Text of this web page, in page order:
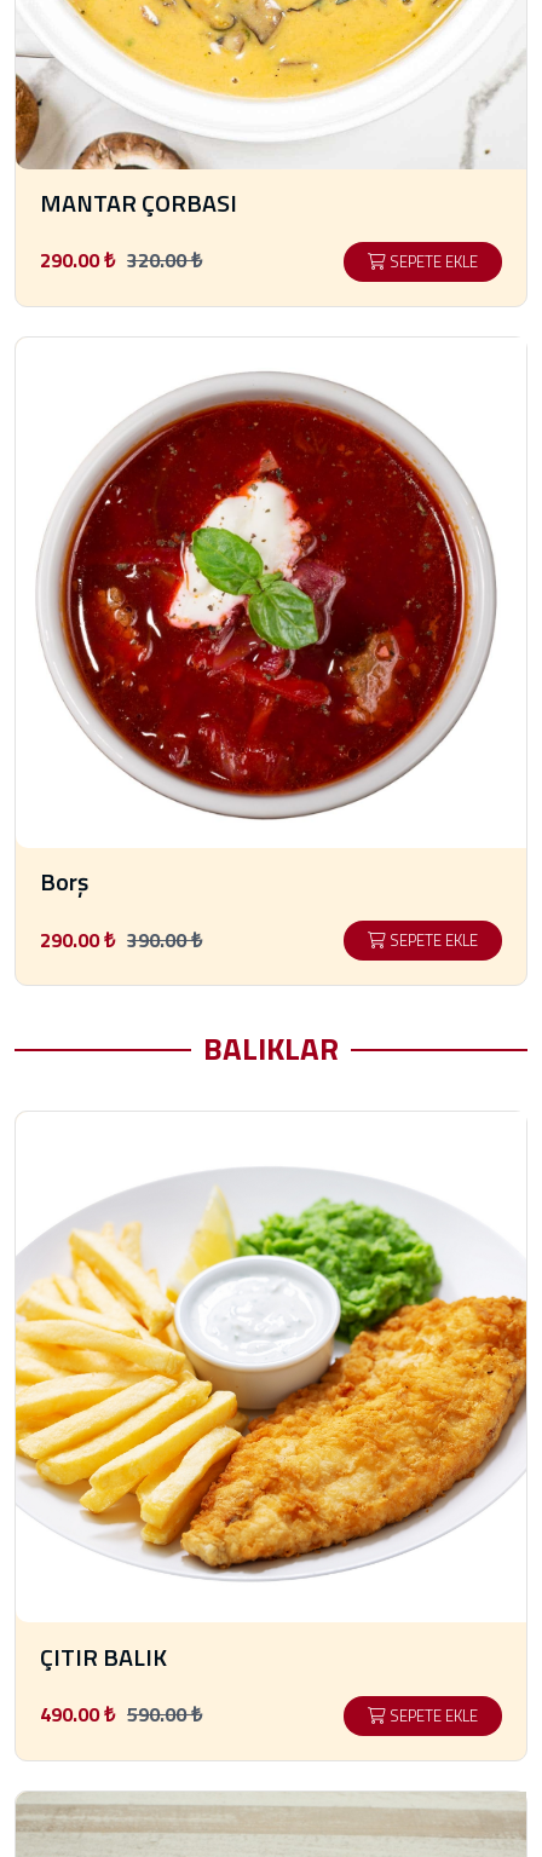
MANTAR ÇORBASI
290.00 ₺ 320.00 ₺ SEPETE EKLE
Borş
290.00 ₺ 390.00 ₺ SEPETE EKLE
BALIKLAR
ÇITIR BALIK
490.00 ₺ 590.00 ₺ SEPETE EKLE